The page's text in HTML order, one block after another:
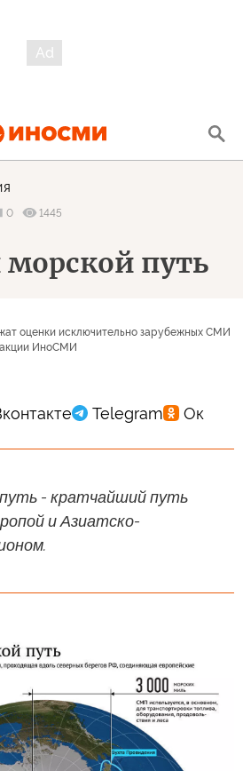
0 1445
путь
оценки исключительно зарубежных СМИ
ИноСМИ
- кратчайший путь
и Азиатско-